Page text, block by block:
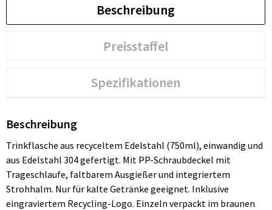
Beschreibung
Preisstaffel
Spezifikationen
Beschreibung
Trinkflasche aus recyceltem Edelstahl (750ml), einwandig und
aus Edelstahl 304 gefertigt. Mit PP-Schraubdeckel mit
Trageschlaufe, faltbarem Ausgießer und integriertem
Strohhalm. Nur für kalte Getränke geeignet. Inklusive
eingraviertem Recycling-Logo. Einzeln verpackt im braunen